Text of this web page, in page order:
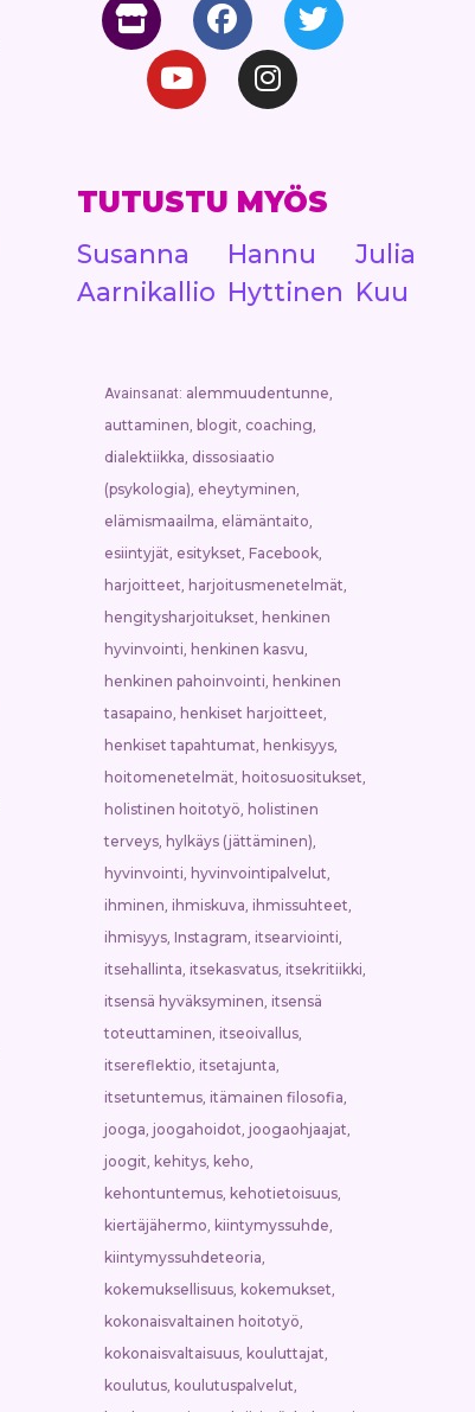
TUTUSTU MYÖS
Susanna
Aarnikallio
Hannu
Hyttinen
Julia
Kuu
Avainsanat: alemmuudentunne
auttaminen blogit coaching
dialektiikka dissosiaatio
(psykologia) eheytyminen
elämismaailma elämäntaito
esiintyjät esitykset Facebook
harjoitteet harjoitusmenetelmät
hengitysharjoitukset henkinen
hyvinvointi henkinen kasvu
henkinen pahoinvointi henkinen
tasapaino henkiset harjoitteet
henkiset tapahtumat henkisyys
hoitomenetelmät hoitosuositukset
holistinen hoitotyö holistinen
terveys hylkäys (jättäminen)
hyvinvointi hyvinvointipalvelut
ihminen ihmiskuva ihmissuhteet
ihmisyys Instagram itsearviointi
itsehallinta itsekasvatus itsekritiikki
itsensä hyväksyminen itsensä
toteuttaminen itseoivallus
itsereflektio itsetajunta
itsetuntemus itämainen filosofia
jooga joogahoidot joogaohjaajat
joogit kehitys keho
kehontuntemus kehotietoisuus
kiertäjähermo kiintymyssuhde
kiintymyssuhdeteoria
kokemuksellisuus kokemukset
kokonaisvaltainen hoitotyö
kokonaisvaltaisuus kouluttajat
koulutus koulutuspalvelut